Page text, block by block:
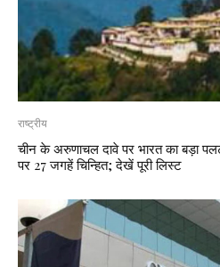
राष्ट्रीय
चीन के अरुणाचल दावे पर भारत का बड़ा
पर 27 जगहें चिन्हित; देखें पूरी लिस्ट